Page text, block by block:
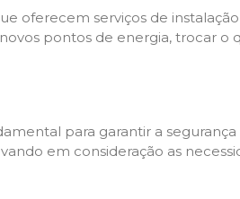
oferecem serviços de
pontos de energia, trocar
para garantir a
em consideração as